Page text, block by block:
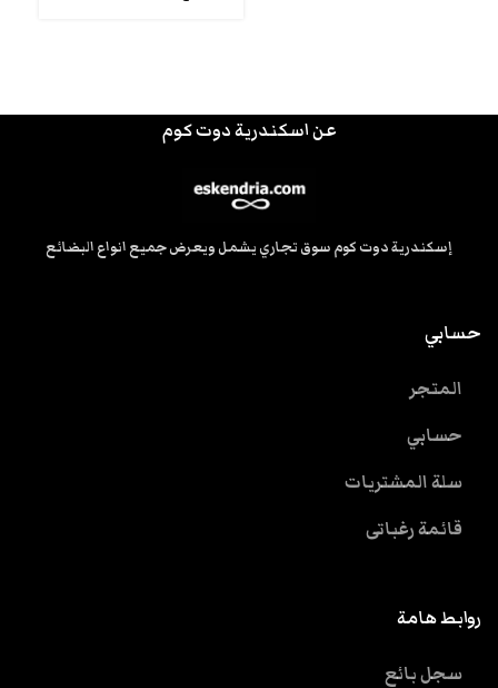
عن اسكندرية دوت كوم
إسكندرية دوت كوم سوق تجاري يشمل ويعرض جميع انواع البضائع
حسابي
المتجر
حسابي
سلة المشتريات
قائمة رغباتى
روابط هامة
سجل بائع